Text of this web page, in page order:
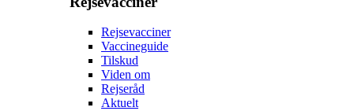
Rejsevacciner
Vaccineguide
Tilskud
Viden om
Rejseråd
Aktuelt